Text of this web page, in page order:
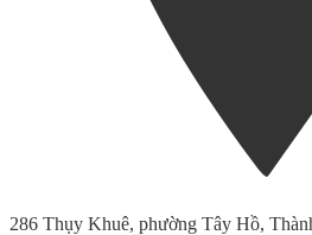
286 Thụy Khuê, phường Tây Hồ,